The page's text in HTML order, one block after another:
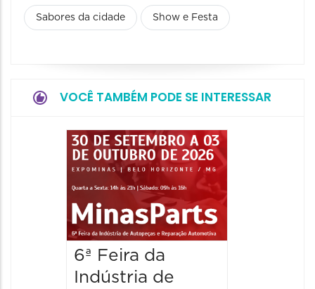
Sabores da cidade Show e Festa
VOCÊ TAMBÉM PODE SE INTERESSAR
6ª Feira da
Indústria de